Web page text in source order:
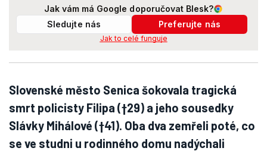
Jak vám má Google doporučovat Blesk?
Sledujte nás
Preferujte nás
Jak to celé funguje
Slovenské město Senica šokovala tragická
smrt policisty Filipa (†29) a jeho sousedky
Slávky Mihálové (†41). Oba dva zemřeli poté, co
se ve studni u rodinného domu nadýchali